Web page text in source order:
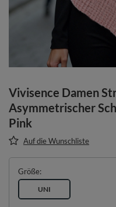
Vivisence Damen
Asymmetrischer
Pink
Auf die Wunschliste
Größe
UNI